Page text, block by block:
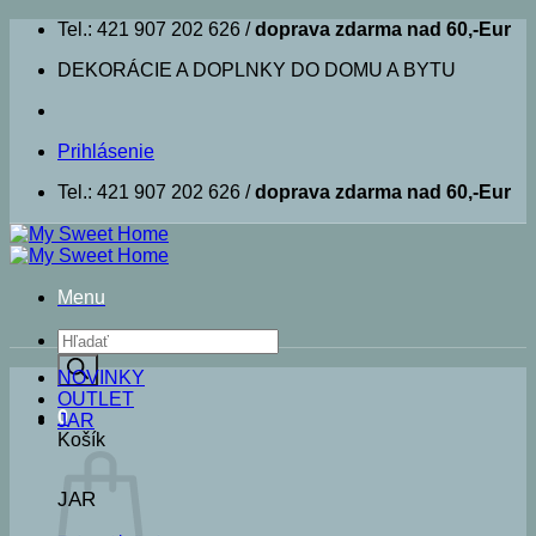
Skip
content
Tel.: 421 907 202 626 /doprava zdarma nad 60,-Eur
DEKORÁCIE A DOPLNKY DO DOMU A BYTU
Prihlásenie
Tel.: 421 907 202 626 /doprava zdarma nad 60,-Eur
Menu
Products
search
0
Košík
NOVINKY
OUTLET
JAR
JAR